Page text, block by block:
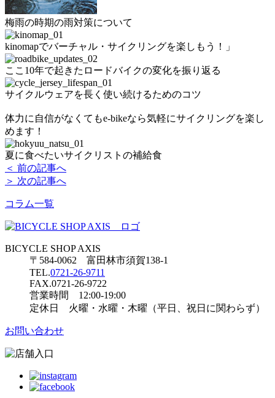
梅雨の時期の雨対策について
kinomapでバーチャル・サイクリングを楽しもう！」
ここ10年で起きたロードバイクの変化を振り返る
サイクルウェアを長く使い続けるためのコツ
体力に自信がなくてもe-bikeなら気軽にサイクリングを楽し
めます！
夏に食べたいサイクリストの補給食
＜ 前の記事へ
＞ 次の記事へ
コラム一覧
BICYCLE SHOP AXIS
〒584-0062 富田林市須賀138-1
TEL.0721-26-9711
FAX.0721-26-9722
営業時間 12:00-19:00
定休日 火曜・水曜・木曜（平日、祝日に関わらず）
お問い合わせ